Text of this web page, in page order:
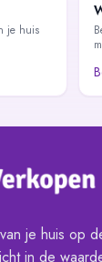
je huis
je huis op
in de